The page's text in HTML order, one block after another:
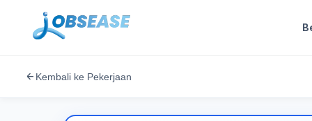
Kembali ke Pekerjaan